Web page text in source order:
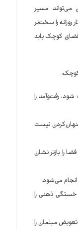
می‌تواند مسیر
روزانه را سخت‌تر
کوچک باید
کوچک:
رفت‌وآمد را
نیست
را بازتر نشان
انجام می‌شود.
خستگی ذهنی را
تعویض مبلمان را